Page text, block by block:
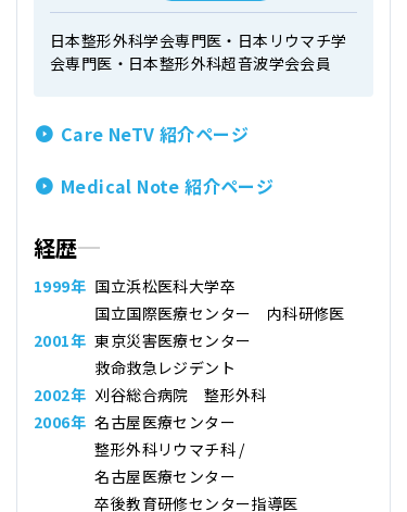
日本整形外科学会専門医・日本リウマチ学
会専門医・日本整形外科超音波学会会員
Care NeTV 紹介ページ
Medical Note 紹介ページ
経歴
1999年 国立浜松医科大学卒
国立国際医療センター 内科研修医
2001年 東京災害医療センター
救命救急レジデント
2002年 刈谷総合病院 整形外科
2006年 名古屋医療センター
整形外科リウマチ科 /
名古屋医療センター
卒後教育研修センター指導医